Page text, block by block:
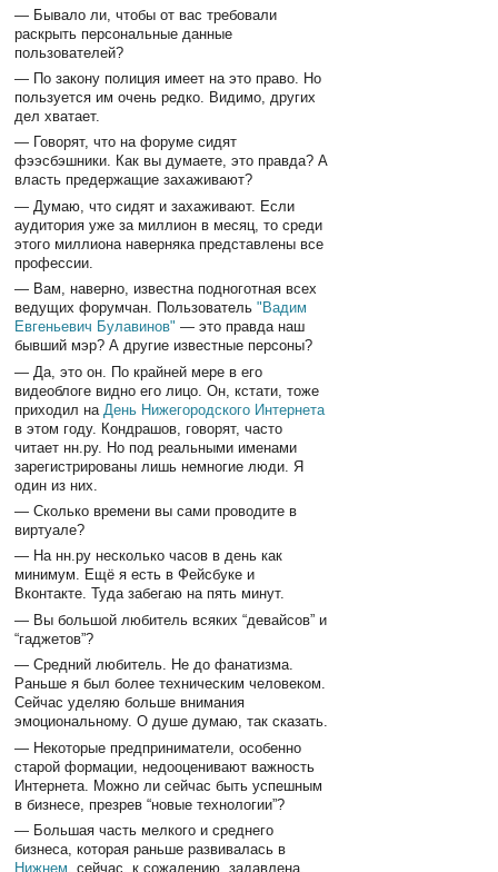
— Бывало ли, чтобы от вас требовали
раскрыть персональные данные
пользователей?
— По закону полиция имеет на это право. Но
пользуется им очень редко. Видимо, других
дел хватает.
— Говорят, что на форуме сидят
фээсбэшники. Как вы думаете, это правда? А
власть предержащие захаживают?
— Думаю, что сидят и захаживают. Если
аудитория уже за миллион в месяц, то среди
этого миллиона наверняка представлены все
профессии.
— Вам, наверно, известна подноготная всех
ведущих форумчан. Пользователь"Вадим
Евгеньевич Булавинов" — это правда наш
бывший мэр? А другие известные персоны?
— Да, это он. По крайней мере в его
видеоблоге видно его лицо. Он, кстати, тоже
приходил на День Нижегородского Интернета
в этом году. Кондрашов, говорят, часто
читает нн.ру. Но под реальными именами
зарегистрированы лишь немногие люди. Я
один из них.
— Сколько времени вы сами проводите в
виртуале?
— На нн.ру несколько часов в день как
минимум. Ещё я есть в Фейсбуке и
Вконтакте. Туда забегаю на пять минут.
— Вы большой любитель всяких “девайсов” и
“гаджетов”?
— Средний любитель. Не до фанатизма.
Раньше я был более техническим человеком.
Сейчас уделяю больше внимания
эмоциональному. О душе думаю, так сказать.
— Некоторые предприниматели, особенно
старой формации, недооценивают важность
Интернета. Можно ли сейчас быть успешным
в бизнесе, презрев “новые технологии”?
— Большая часть мелкого и среднего
бизнеса, которая раньше развивалась в
Нижнем , сейчас, к сожалению, задавлена.